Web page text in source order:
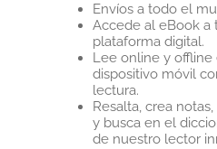
Envíos a todo el
Accede al eBook a
plataforma digital.
Lee online y offline
dispositivo móvil
lectura.
Resalta, crea
y busca en el
de nuestro lector